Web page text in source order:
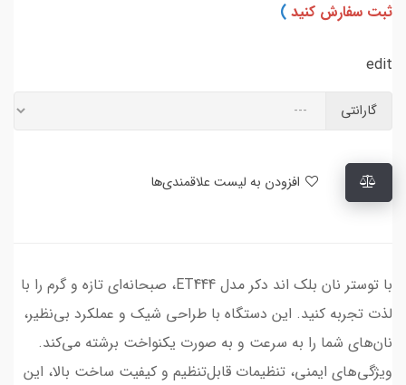
ثبت سفارش کنید )
edit
گارانتی
با توستر نان بلک اند دکر مدل ET444، صبحانه‌ای تازه و گرم را با
لذت تجربه کنید. این دستگاه با طراحی شیک و عملکرد بی‌نظیر،
نان‌های شما را به سرعت و به صورت یکنواخت برشته می‌کند.
ویژگی‌های ایمنی، تنظیمات قابل‌تنظیم و کیفیت ساخت بالا، این